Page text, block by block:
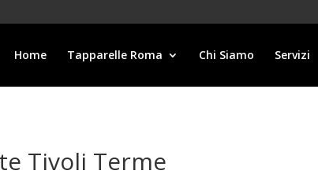
Home Tapparelle Roma Chi Siamo Servizi
Tivoli Terme